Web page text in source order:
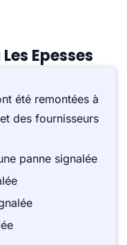
Epesses
été remontées à
des fournisseurs
panne signalée